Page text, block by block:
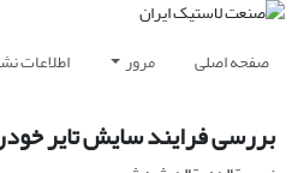
صفحه اصلی مرور اطلاعات
بررسی فرایند سایش تایر